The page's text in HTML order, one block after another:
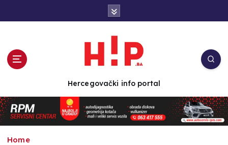
n
t
e
Hercegovački info portal
Home